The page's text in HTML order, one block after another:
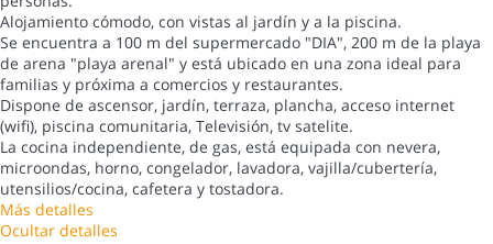
Alojamiento cómodo, con vistas al jardín y a la piscina.
Se encuentra a 100 m del supermercado "DIA", 200 m de la playa
de arena "playa arenal" y está ubicado en una zona ideal para
familias y próxima a comercios y restaurantes.
Dispone de ascensor, jardín, terraza, plancha, acceso internet
(wifi), piscina comunitaria, Televisión, tv satelite.
La cocina independiente, de gas, está equipada con nevera,
microondas, horno, congelador, lavadora, vajilla/cubertería,
utensilios/cocina, cafetera y tostadora.
Más detalles
Ocultar detalles